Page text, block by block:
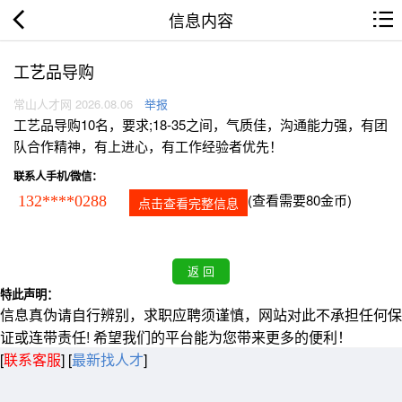
信息内容
工艺品导购
常山人才网 2026.08.06 举报
工艺品导购10名，要求;18-35之间，气质佳，沟通能力强，有团
队合作精神，有上进心，有工作经验者优先！
联系人手机/微信：
132****0288 点击查看完整信息 (查看需要80金币)
特此声明：
信息真伪请自行辨别，求职应聘须谨慎，网站对此不承担任何保
证或连带责任! 希望我们的平台能为您带来更多的便利！
[联系客服] [最新找人才]